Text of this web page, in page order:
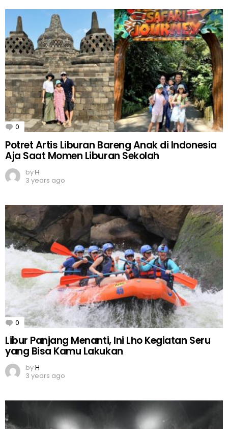
0 Comments
Potret Artis Liburan Bareng Anak di Indonesia
Aja Saat Momen Liburan Sekolah
byH
3 years ago
0 Comments
Libur Panjang Menanti, Ini Lho Kegiatan Seru
yang Bisa Kamu Lakukan
byH
3 years ago